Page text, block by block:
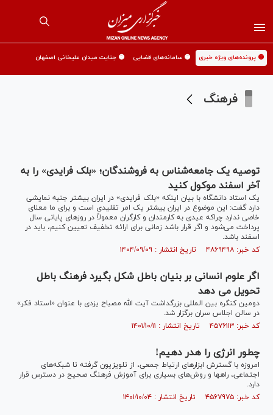
🟡 پرونده‌های ویژه خبری 🟡 سامانه‌های قضایی 🟡 جنایت میدان علیخانی اصفهان
فرهنگ
توصیه یک جامعه‌شناس به فروشندگان؛ «بلک فرایدی» را به
آخر اسفند موکول کنید
یک استاد دانشگاه با بیان اینکه «بلک فرایدی» در ایران بیشتر جنبه‌ نمایشی
دارد گفت: این موضوع در ایران بیشتر یک امر تقلیدی است و برای ما معنای
خاصی ندارد چراکه عیدی به کارمندان و کارگران معمولاً در روز‌های پایانی سال
پرداخت می‌شود و اگر قرار باشد زمانی برای ارائه تخفیف تعیین کنیم، باید در
اسفند باشد.
کد خبر: ۴۸۶۹۴۹۸ تاریخ انتشار : ۱۴۰۴/۰۹/۰۹
اگر علوم انسانی بر بنیان باطل شکل بگیرد فرهنگ باطل
تحویل می دهد
دومین کنگره بین المللی بزرگداشت آیت الله مصباح یزدی با عنوان «استاد فکر»
در سالن اجلاس سران برگزار شد.
کد خبر: ۴۵۷۶۱۱۳ تاریخ انتشار : ۱۴۰۱/۱۰/۱۱
چطور انرژی را هدر دهیم!
امروزه با گسترش ابزارهای ارتباط جمعی، از تلویزیون گرفته تا شبکه‌های
اجتماعی، راه‎ها و روش‌های بسیاری برای آموزش فرهنگ صحیح در دسترس قرار
دارد.
کد خبر: ۴۵۶۷۹۷۵ تاریخ انتشار : ۱۴۰۱/۱۰/۰۴